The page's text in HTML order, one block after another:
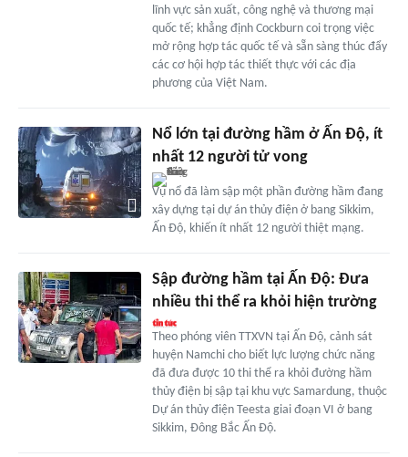
lĩnh vực sản xuất, công nghệ và thương mại
quốc tế; khẳng định Cockburn coi trọng việc
mở rộng hợp tác quốc tế và sẵn sàng thúc đẩy
các cơ hội hợp tác thiết thực với các địa
phương của Việt Nam.
Nổ lớn tại đường hầm ở Ấn Độ, ít
nhất 12 người tử vong
Vụ nổ đã làm sập một phần đường hầm đang
xây dựng tại dự án thủy điện ở bang Sikkim,
Ấn Độ, khiến ít nhất 12 người thiệt mạng.
Sập đường hầm tại Ấn Độ: Đưa
nhiều thi thể ra khỏi hiện trường
Theo phóng viên TTXVN tại Ấn Độ, cảnh sát
huyện Namchi cho biết lực lượng chức năng
đã đưa được 10 thi thể ra khỏi đường hầm
thủy điện bị sập tại khu vực Samardung, thuộc
Dự án thủy điện Teesta giai đoạn VI ở bang
Sikkim, Đông Bắc Ấn Độ.